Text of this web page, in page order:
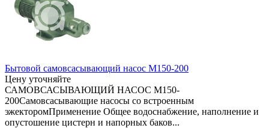
Бытовой самовсасывающий насос M150-200
Цену уточняйте
САМОВСАСЫВАЮЩИЙ НАСОС M150-
200Самовсасывающие насосы со встроенным
эжекторомПрименение Общее водоснабжение, наполнение и
опустошение цистерн и напорных баков...